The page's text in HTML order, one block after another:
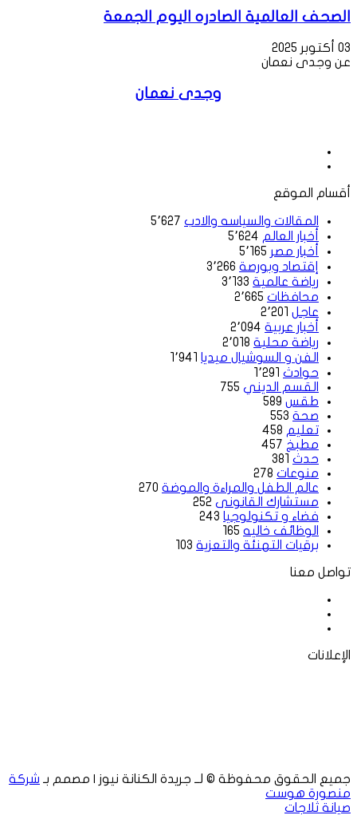
الصحف العالمية الصادره اليوم الجمعة
03 أكتوبر 2025
عن وجدى نعمان
وجدى نعمان
أقسام الموقع
المقالات والسياسه والادب 5٬627
أخبار العالم 5٬624
أخبار مصر 5٬165
إقتصاد وبورصة 3٬266
رياضة عالمية 3٬133
محافظات 2٬665
عاجل 2٬201
أخبار عربية 2٬094
رياضة محلية 2٬018
الفن و السوشيال ميديا 1٬941
حوادث 1٬291
القسم الديني 755
طقس 589
صحة 553
تعليم 458
مطبخ 457
حدث 381
منوعات 278
عالم الطفل والمراءة والموضة 270
مستشارك القانونى 252
فضاء و تكنولوجيا 243
الوظائف خاليه 165
برقيات التهنئة والتعزية 103
تواصل معنا
الإعلانات
جميع الحقوق محفوظة © لــ جريدة الكنانة نيوز | مصمم بـ شركة
منصورة هوست
صيانة ثلاجات